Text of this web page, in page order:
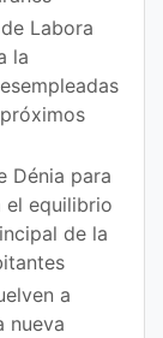
Labora
la
Dénia para
el equilibrio
de la
a
nueva